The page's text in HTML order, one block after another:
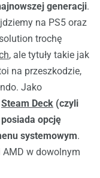
generacji.
na PS5 oraz
trochę
, ale tytuły takie jak
na przeszkodzie,
Jako
Steam Deck (czyli
opcję
systemowym.
w dowolnym